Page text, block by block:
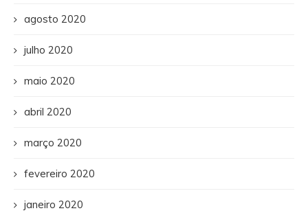
agosto 2020
julho 2020
maio 2020
abril 2020
março 2020
fevereiro 2020
janeiro 2020